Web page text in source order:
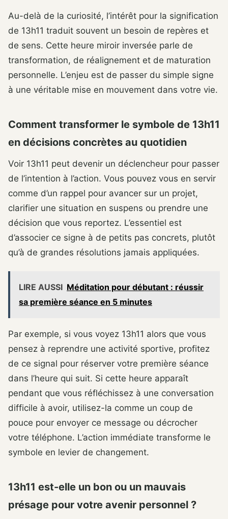
Au-delà de la curiosité, l’intérêt pour la signification
de 13h11 traduit souvent un besoin de repères et
de sens. Cette heure miroir inversée parle de
transformation, de réalignement et de maturation
personnelle. L’enjeu est de passer du simple signe
à une véritable mise en mouvement dans votre vie.
Comment transformer le symbole de 13h11
en décisions concrètes au quotidien
Voir 13h11 peut devenir un déclencheur pour passer
de l’intention à l’action. Vous pouvez vous en servir
comme d’un rappel pour avancer sur un projet,
clarifier une situation en suspens ou prendre une
décision que vous reportez. L’essentiel est
d’associer ce signe à de petits pas concrets, plutôt
qu’à de grandes résolutions jamais appliquées.
LIRE AUSSI Méditation pour débutant : réussir
sa première séance en 5 minutes
Par exemple, si vous voyez 13h11 alors que vous
pensez à reprendre une activité sportive, profitez
de ce signal pour réserver votre première séance
dans l’heure qui suit. Si cette heure apparaît
pendant que vous réfléchissez à une conversation
difficile à avoir, utilisez-la comme un coup de
pouce pour envoyer ce message ou décrocher
votre téléphone. L’action immédiate transforme le
symbole en levier de changement.
13h11 est-elle un bon ou un mauvais
présage pour votre avenir personnel ?